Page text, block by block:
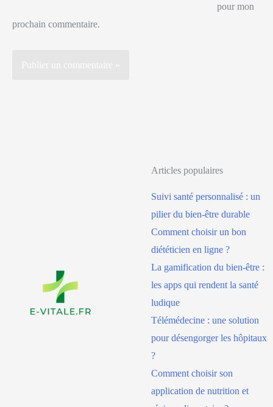
pour mon
prochain commentaire.
Articles populaires
Suivi santé personnalisé : un
pilier du bien-être durable
Comment choisir un bon
diététicien en ligne ?
La gamification du bien-être :
les apps qui rendent la santé
ludique
Télémédecine : une solution
pour désengorger les hôpitaux
?
Comment choisir son
application de nutrition et